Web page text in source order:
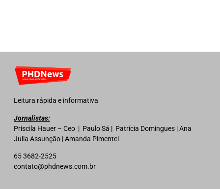
Leitura rápida e informativa
Jornalistas:
Priscila Hauer – Ceo | Paulo Sá | Patrícia Domingues | Ana
Julia Assunção | Amanda Pimentel
65 3682-2525
contato@phdnews.com.br